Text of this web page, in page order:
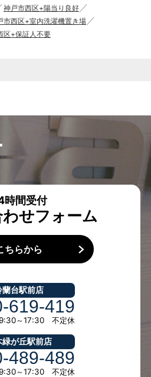
神戸市西区+陽当り良好
市西区+室内洗濯機置き場
区+保証人不要
時間受付
せフォーム
ちらから
蘭台駅前店
619-419
9:30～17:30 不定休
緑が丘駅前店
489-489
9:30～17:30 不定休